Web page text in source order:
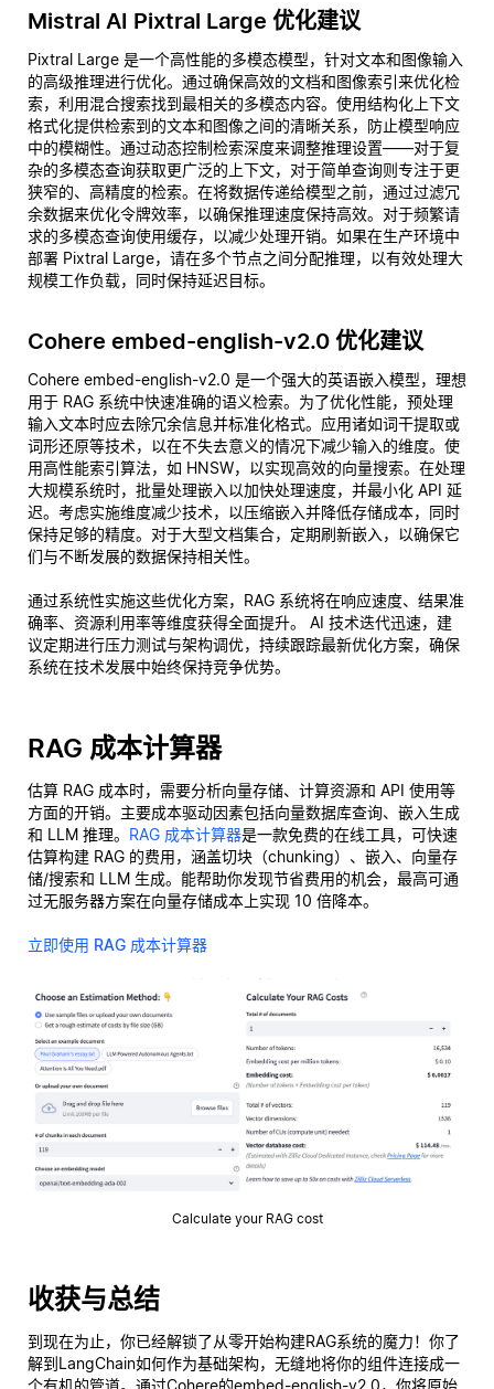
Mistral AI Pixtral Large 优化建议
Pixtral Large 是一个高性能的多模态模型，针对文本和图像输入
的高级推理进行优化。通过确保高效的文档和图像索引来优化检
索，利用混合搜索找到最相关的多模态内容。使用结构化上下文
格式化提供检索到的文本和图像之间的清晰关系，防止模型响应
中的模糊性。通过动态控制检索深度来调整推理设置——对于复
杂的多模态查询获取更广泛的上下文，对于简单查询则专注于更
狭窄的、高精度的检索。在将数据传递给模型之前，通过过滤冗
余数据来优化令牌效率，以确保推理速度保持高效。对于频繁请
求的多模态查询使用缓存，以减少处理开销。如果在生产环境中
部署 Pixtral Large，请在多个节点之间分配推理，以有效处理大
规模工作负载，同时保持延迟目标。
Cohere embed-english-v2.0 优化建议
Cohere embed-english-v2.0 是一个强大的英语嵌入模型，理想
用于 RAG 系统中快速准确的语义检索。为了优化性能，预处理
输入文本时应去除冗余信息并标准化格式。应用诸如词干提取或
词形还原等技术，以在不失去意义的情况下减少输入的维度。使
用高性能索引算法，如 HNSW，以实现高效的向量搜索。在处理
大规模系统时，批量处理嵌入以加快处理速度，并最小化 API 延
迟。考虑实施维度减少技术，以压缩嵌入并降低存储成本，同时
保持足够的精度。对于大型文档集合，定期刷新嵌入，以确保它
们与不断发展的数据保持相关性。
通过系统性实施这些优化方案，RAG 系统将在响应速度、结果准
确率、资源利用率等维度获得全面提升。 AI 技术迭代迅速，建
议定期进行压力测试与架构调优，持续跟踪最新优化方案，确保
系统在技术发展中始终保持竞争优势。
RAG 成本计算器
估算 RAG 成本时，需要分析向量存储、计算资源和 API 使用等
方面的开销。主要成本驱动因素包括向量数据库查询、嵌入生成
和 LLM 推理。 RAG 成本计算器是一款免费的在线工具，可快速
估算构建 RAG 的费用，涵盖切块（chunking）、嵌入、向量存
储/搜索和 LLM 生成。能帮助你发现节省费用的机会，最高可通
过无服务器方案在向量存储成本上实现 10 倍降本。
立即使用 RAG 成本计算器
Calculate your RAG cost
收获与总结
到现在为止，你已经解锁了从零开始构建RAG系统的魔力！你了
解到LangChain如何作为基础架构，无缝地将你的组件连接成一
个有机的管道。通过Cohere的embed-english-v2.0，你将原始